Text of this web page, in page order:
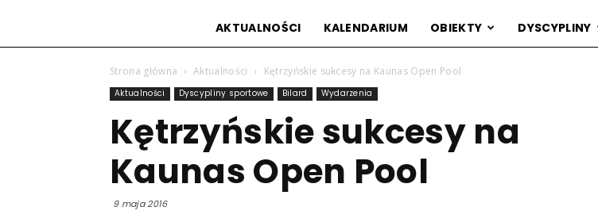
Archiwalna
AKTUALNOŚCI KALENDARIUM OBIEKTY DYSCYPLINY
Strona główna Aktualności Kętrzyńskie sukcesy na Kaunas Open Pool
Aktualności Dyscypliny sportowe Bilard Wydarzenia
Kętrzyńskie sukcesy na
Kaunas Open Pool
9 maja 2016